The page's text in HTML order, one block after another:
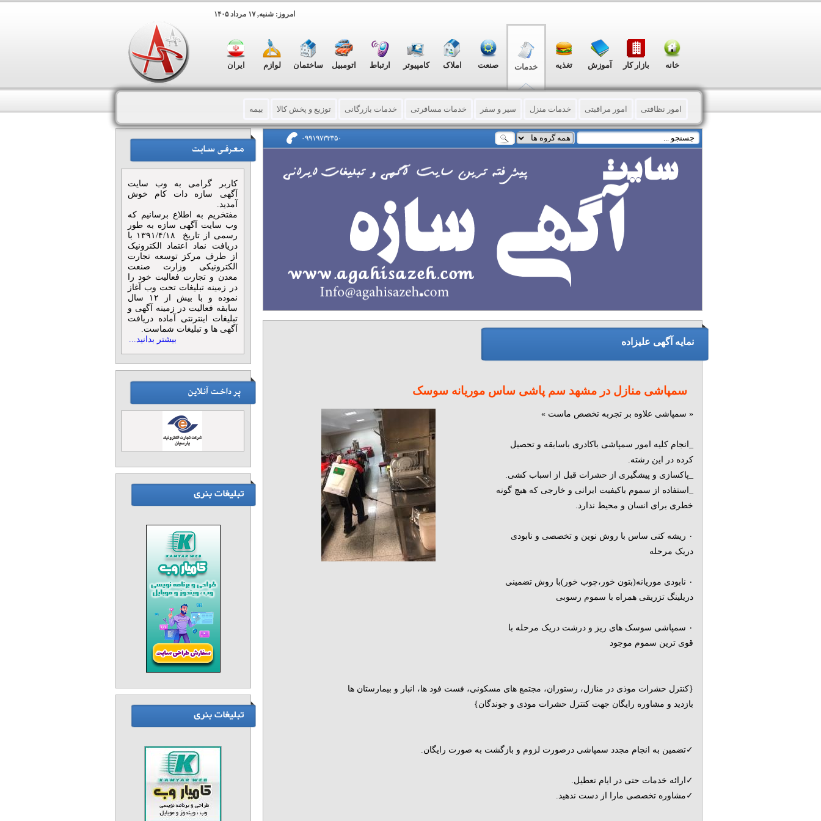
امروز: شنبه, ۱۷ مرداد ۱۴۰۵
خانه بازار کار آموزش تغذیه خدمات صنعت املاک کامپیوتر ارتباط اتومبیل ساختمان لوازم ایران
امور نظافتی امور مراقبتی خدمات منزل سیر و سفر خدمات مسافرتی خدمات بازرگانی توزیع و پخش کالا بیمه
مالی – حسابداری - اداری ترجمه - دارالترجمه مشاوره حقوقی - فردی - سازمانی ماشینهای اداری آرایشی - بهداشتی مجالس و مراسم
تعمیرات پزشکی و زیبایی باربری (حمل لوازم و اثاثه) خدمات ورزشی فرهنگی و هنری فضای سبز
فیش (خرید - فروش) تایپ – فتوکپی - پرینت تابلو های تبلیغاتی
چاپ فلکسی و بنر و کارت ویزیت حکاکی و برش لیزری خدمات نمایشگاهی هدایای تبلیغاتی
چاپ و تبلیغات (گوناگون) ثبت و رتبه بندی شرکتها خدمات تفریحی دامپزشکی
۰۹۹۱۹۷۳۳۳۵۰
نمایه آگهی علیزاده
سمپاشی منازل در مشهد سم پاشی ساس موریانه سوسک
« سمپاشی علاوه بر تجربه تخصص ماست »
_انجام کلیه امور سمپاشی باکادری باسابقه و تحصیل
کرده در این رشته.
_پاکسازی و پیشگیری از حشرات قبل از اسباب کشی.
_استفاده از سموم باکیفیت ایرانی و خارجی که هیچ گونه
خطری برای انسان و محیط ندارد.
۰ ریشه کنی ساس با روش نوین و تخصصی و نابودی
دریک مرحله
۰ نابودی موریانه(بتون خور،چوب خور)با روش تضمینی
دریلینگ تزریقی همراه با سموم رسوبی
۰ سمپاشی سوسک های ریز و درشت دریک مرحله با
قوی ترین سموم موجود
{کنترل حشرات موذی در منازل، رستوران، مجتمع های مسکونی، فست فود ها، انبار و بیمارستان ها
بازدید و مشاوره رایگان جهت کنترل حشرات موذی و جوندگان}
✓تضمین به انجام مجدد سمپاشی درصورت لزوم و بازگشت به صورت رایگان.
✓ارائه خدمات حتی در ایام تعطیل.
✓مشاوره تخصصی مارا از دست ندهید.
کاربر گرامی به وب سایت
آگهی سازه دات کام خوش
آمدید.
مفتخریم به اطلاع برسانیم که
وب سایت آگهی سازه به طور
رسمی از تاریخ ۱۳۹۱/۴/۱۸ با
دریافت نماد اعتماد الکترونیک
از طرف مرکز توسعه تجارت
الکترونیکی وزارت صنعت
معدن و تجارت فعالیت خود را
در زمینه تبلیغات تحت وب آغاز
نموده و با بیش از ۱۲ سال
سابقه فعالیت در زمینه آگهی و
تبلیغات اینترنتی آماده دریافت
آگهی ها و تبلیغات شماست.
بیشتر بدانید...